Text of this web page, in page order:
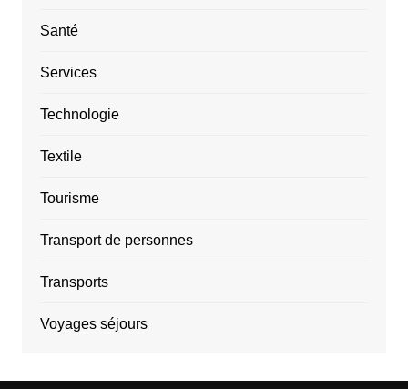
Santé
Services
Technologie
Textile
Tourisme
Transport de personnes
Transports
Voyages séjours